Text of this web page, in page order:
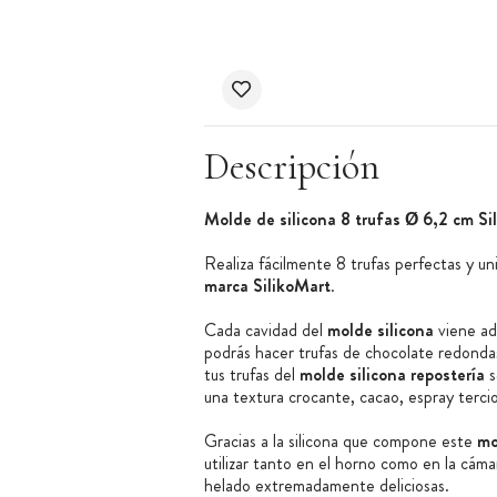
Descripción
Molde de silicona 8 trufas Ø 6,2 cm
Realiza fácilmente 8 trufas perfectas y
marca SilikoMart.
Cada cavidad del molde silicona viene
podrás hacer trufas de chocolate
tus trufas del molde silicona repostería
una textura crocante, cacao, espray
Gracias a la silicona que compone este
utilizar tanto en el horno como en la
helado extremadamente deliciosas.